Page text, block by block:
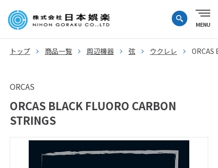
トップ 商品一覧 周辺機器 弦 ウクレレ ORCAS
ORCAS
ORCAS BLACK FLUORO CARBON
STRINGS